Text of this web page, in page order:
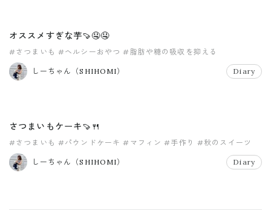
オススメすぎな芋🍠🤤🤤
#さつまいも #ヘルシーおやつ #脂肪や糖の吸収を抑える
しーちゃん（SHIHOMI） Diary
さつまいもケーキ🍠🍴
#さつまいも #パウンドケーキ #マフィン #手作り #秋のスイーツ
しーちゃん（SHIHOMI） Diary